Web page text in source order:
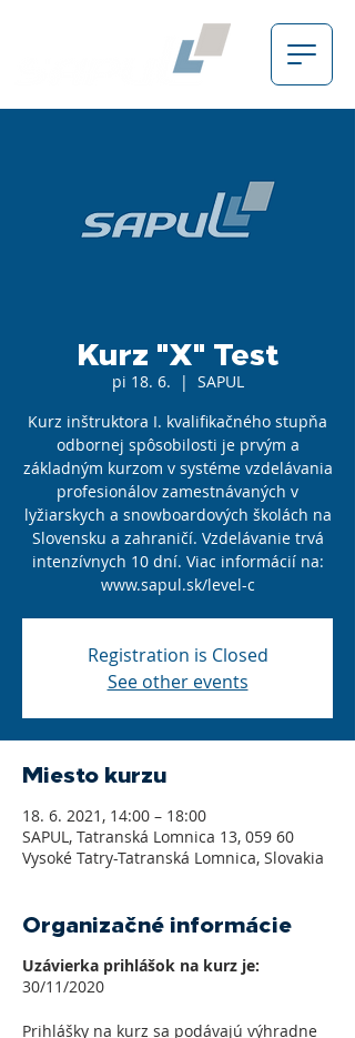
Kurz "X" Test
pi 18. 6.
  |
SAPUL
Kurz inštruktora I. kvalifikačného stupňa
odbornej spôsobilosti je prvým a
základným kurzom v systéme vzdelávania
profesionálov zamestnávaných v
lyžiarskych a snowboardových školách na
Slovensku a zahraničí. Vzdelávanie trvá
intenzívnych 10 dní. Viac informácií na:
www.sapul.sk/level-c
Registration is Closed
See other events
Miesto kurzu
18. 6. 2021, 14:00 – 18:00
SAPUL, Tatranská Lomnica 13, 059 60
Vysoké Tatry-Tatranská Lomnica, Slovakia
Organizačné informácie
Uzávierka prihlášok na kurz je:
30/11/2020
Prihlášky na kurz sa podávajú výhradne